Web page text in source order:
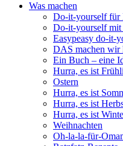
Was machen
Do-it-yourself für
Do-it-yourself
Easypeasy do-it-
DAS machen wir
Ein Buch – eine
Hurra, es ist
Ostern
Hurra, es ist
Hurra, es ist
Hurra, es ist
Weihnachten
Oh-la-la-für-